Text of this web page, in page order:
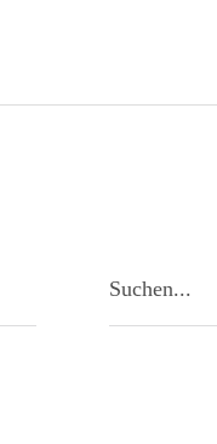
Suchen...